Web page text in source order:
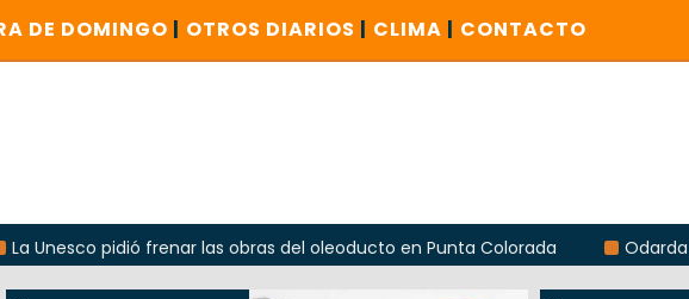
DE DOMINGO | OTROS DIARIOS | CLIMA | CONTACTO
pidió frenar las obras del oleoducto en Punta Colorada
Odarda reclamó